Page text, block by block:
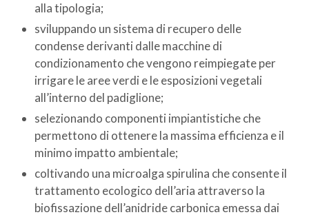
alla tipologia;
sviluppando un sistema di recupero delle
condense derivanti dalle macchine di
condizionamento che vengono reimpiegate per
irrigare le aree verdi e le esposizioni vegetali
all’interno del padiglione;
selezionando componenti impiantistiche che
permettono di ottenere la massima efficienza e il
minimo impatto ambientale;
coltivando una microalga spirulina che consente il
trattamento ecologico dell’aria attraverso la
biofissazione dell’anidride carbonica emessa dai